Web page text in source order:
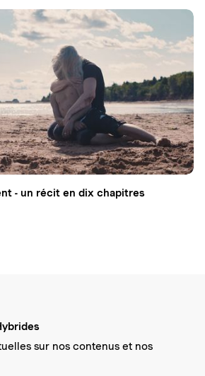
- un récit en dix chapitres
sur nos contenus et nos